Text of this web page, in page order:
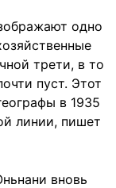
одно
трети, в то
пуст. Этот
в 1935
линии, пишет
вновь